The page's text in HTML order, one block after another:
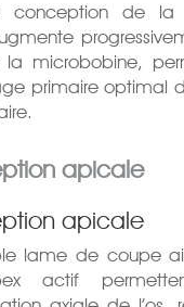
conception de la
la microbobine,
primaire optimal
apicale
apicale
lame de coupe
actif